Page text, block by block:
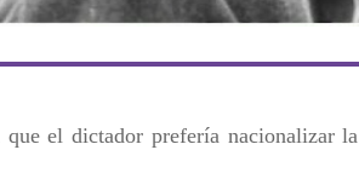
el dictador prefería nacionalizar la